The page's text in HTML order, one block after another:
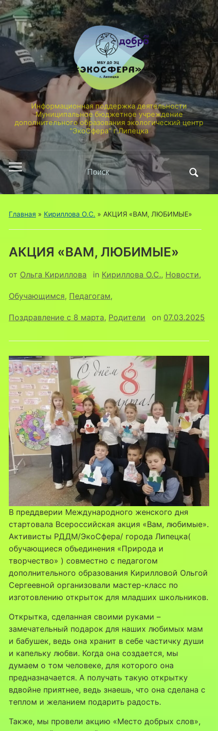
Информационная поддержка деятельности
Муниципальное бюджетное учреждение
дополнительного образования экологический центр
"ЭкоСфера" г.Липецка
Переключить
мобильное
меню
Поиск
по:
Главная » Кириллова О.С. » АКЦИЯ «ВАМ, ЛЮБИМЫЕ»
АКЦИЯ «ВАМ, ЛЮБИМЫЕ»
от Ольга Кириллова in Кириллова О.С., Новости,
Обучающимся, Педагогам,
Поздравление с 8 марта, Родители on 07.03.2025
В преддверии Международного женского дня
стартовала Всероссийская акция «Вам, любимые».
Активисты РДДМ/ЭкоСфера/ города Липецка(
обучающиеся объединения «Природа и
творчество» ) совместно с педагогом
дополнительного образования Кирилловой Ольгой
Сергеевной организовали мастер-класс по
изготовлению открыток для младших школьников.
Открытка, сделанная своими руками –
замечательный подарок для наших любимых мам
и бабушек, ведь она хранит в себе частичку души
и капельку любви. Когда она создается, мы
думаем о том человеке, для которого она
предназначается. А получать такую открытку
вдвойне приятнее, ведь знаешь, что она сделана с
теплом и желанием подарить радость.
Также, мы провели акцию «Место добрых слов»,